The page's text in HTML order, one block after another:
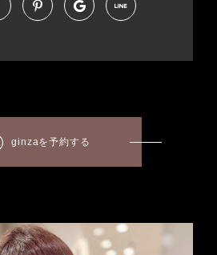
ginzaを予約する